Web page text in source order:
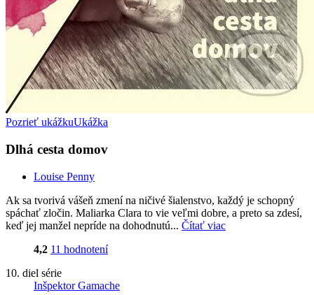
Pozrieť ukážkuUkážka
Dlhá cesta domov
Louise Penny
Ak sa tvorivá vášeň zmení na ničivé šialenstvo, každý je schopný
spáchať zločin. Maliarka Clara to vie veľmi dobre, a preto sa zdesí,
keď jej manžel nepríde na dohodnutú... Čítať viac
4,2 11 hodnotení
10. diel série
Inšpektor Gamache